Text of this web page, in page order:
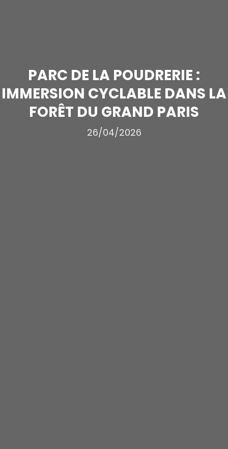
PARC DE LA POUDRERIE :
IMMERSION CYCLABLE DANS LA
FORÊT DU GRAND PARIS
26/04/2026